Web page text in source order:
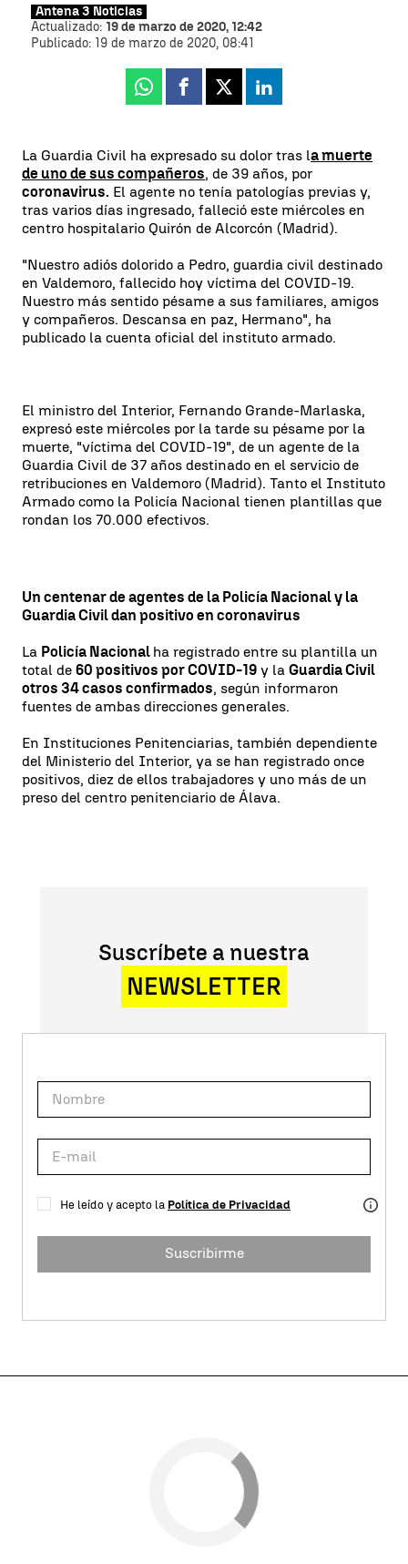
Antena 3 Noticias
Actualizado: 19 de marzo de 2020, 12:42
Publicado: 19 de marzo de 2020, 08:41
Whatsapp
Facebook
X Linkedin
La Guardia Civil ha expresado su dolor tras la muerte
de uno de sus compañeros, de 39 años, por
coronavirus. El agente no tenía patologías previas y,
tras varios días ingresado, falleció este miércoles en
centro hospitalario Quirón de Alcorcón (Madrid).
"Nuestro adiós dolorido a Pedro, guardia civil destinado
en Valdemoro, fallecido hoy víctima del COVID-19.
Nuestro más sentido pésame a sus familiares, amigos
y compañeros. Descansa en paz, Hermano", ha
publicado la cuenta oficial del instituto armado.
El ministro del Interior, Fernando Grande-Marlaska,
expresó este miércoles por la tarde su pésame por la
muerte, "víctima del COVID-19", de un agente de la
Guardia Civil de 37 años destinado en el servicio de
retribuciones en Valdemoro (Madrid). Tanto el Instituto
Armado como la Policía Nacional tienen plantillas que
rondan los 70.000 efectivos.
Un centenar de agentes de la Policía Nacional y la
Guardia Civil dan positivo en coronavirus
La Policía Nacional ha registrado entre su plantilla un
total de 60 positivos por COVID-19 y la Guardia Civil
otros 34 casos confirmados, según informaron
fuentes de ambas direcciones generales.
En Instituciones Penitenciarias, también dependiente
del Ministerio del Interior, ya se han registrado once
positivos, diez de ellos trabajadores y uno más de un
preso del centro penitenciario de Álava.
Suscríbete a nuestra
NEWSLETTER
He leído y acepto la Política de Privacidad
Suscribirme